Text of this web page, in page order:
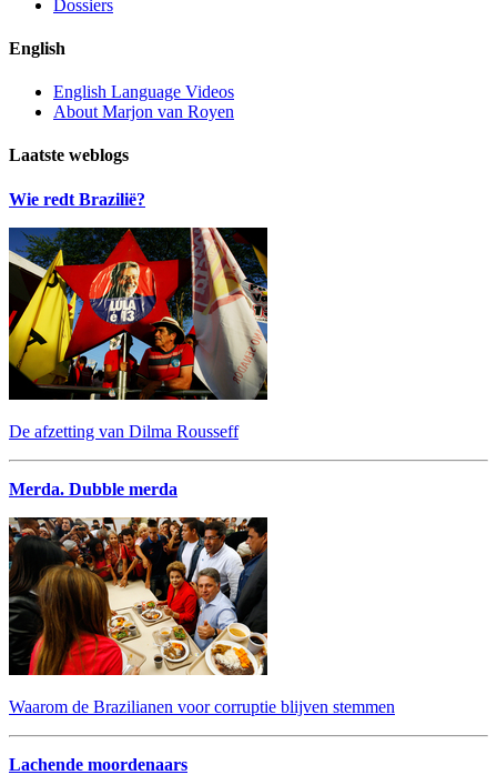
Dossiers
English
English Language Videos
About Marjon van Royen
Laatste weblogs
Wie redt Brazilië?
De afzetting van Dilma Rousseff
Merda. Dubble merda
Waarom de Brazilianen voor corruptie blijven stemmen
Lachende moordenaars